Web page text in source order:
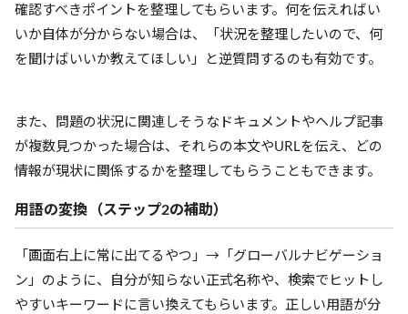
確認すべきポイントを整理してもらいます。何を伝えればい
いか自体が分からない場合は、「状況を整理したいので、何
を聞けばいいか教えてほしい」と逆質問するのも有効です。
また、問題の状況に関連しそうなドキュメントやヘルプ記事
が複数見つかった場合は、それらの本文やURLを伝え、どの
情報が現状に関係するかを整理してもらうこともできます。
用語の変換（ステップ2の補助）
「画面右上に常に出てるやつ」→「グローバルナビゲーショ
ン」のように、自分が知らない正式名称や、検索でヒットし
やすいキーワードに言い換えてもらいます。正しい用語が分